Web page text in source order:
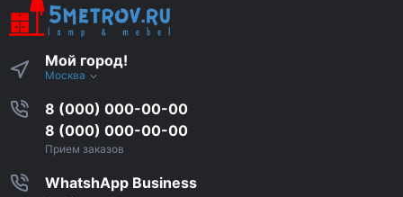
Мой город!
Москва
8 (000) 000-00-00
8 (000) 000-00-00
Прием заказов
WhatshApp Business